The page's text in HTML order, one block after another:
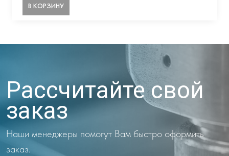
В КОРЗИНУ
Рассчитайте свой
заказ
Наши менеджеры помогут Вам быстро оформить
заказ.